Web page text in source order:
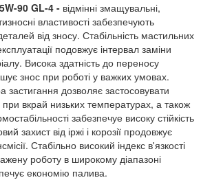
90 GL-4 - відмінні змащувальні,
властивості забезпечують
від зносу. Стабільність мастильних
подовжує інтервал заміни
Висока здатність до переносу
знос при роботі у важких умовах.
застигання дозволяє застосовувати
при вкрай низьких температурах, а також
забезпечуе високу стійкість
захист від іржі і корозії продовжує
Стабільно високий індекс в'язкості
роботу в широкому діапазоні
економію палива.